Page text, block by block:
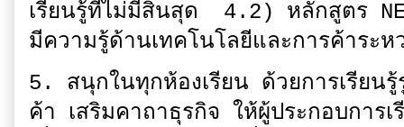
เรียนรู้ที่ไม่มีสิ้นสุด 4.2) หลักสูตร
มีความรู้ด้านเทคโนโลยีและการค้าระห
5. สนุกในทุกห้องเรียน ด้วยการเรียน
ค้า เสริมคาถาธุรกิจ ให้ผู้ประกอบการ